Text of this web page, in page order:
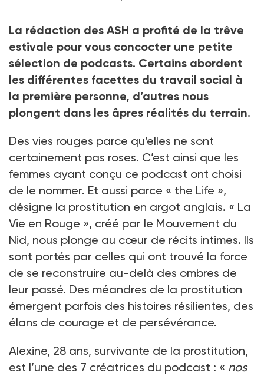
La rédaction des ASH a profité de la trêve
estivale pour vous concocter une petite
sélection de podcasts. Certains abordent
les différentes facettes du travail social à
la première personne, d’autres nous
plongent dans les âpres réalités du terrain.
Des vies rouges parce qu’elles ne sont
certainement pas roses. C’est ainsi que les
femmes ayant conçu ce podcast ont choisi
de le nommer. Et aussi parce « the Life »,
désigne la prostitution en argot anglais. « La
Vie en Rouge », créé par le Mouvement du
Nid, nous plonge au cœur de récits intimes. Ils
sont portés par celles qui ont trouvé la force
de se reconstruire au-delà des ombres de
leur passé. Des méandres de la prostitution
émergent parfois des histoires résilientes, des
élans de courage et de persévérance.
Alexine, 28 ans, survivante de la prostitution,
est l’une des 7 créatrices du podcast : « nos